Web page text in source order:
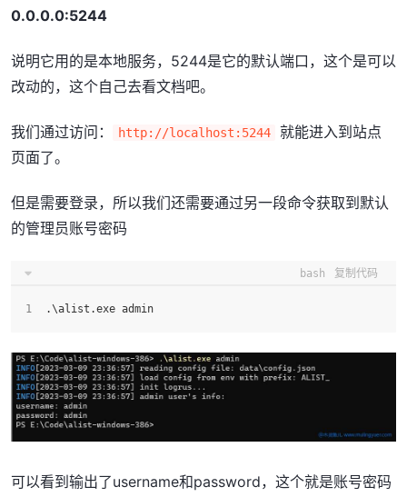
0.0.0.0:5244
说明它用的是本地服务，5244是它的默认端口，这个是可以
改动的，这个自己去看文档吧。
我们通过访问： http://localhost:5244
就能进入到站点
页面了。
但是需要登录，所以我们还需要通过另一段命令获取到默认
的管理员账号密码
bash 复制代码
.\alist.exe admin
可以看到输出了username和password，这个就是账号密码